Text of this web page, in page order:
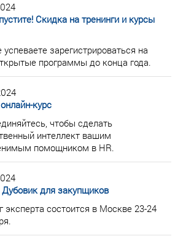
Скидка на тренинги и курсы
зарегистрироваться на
программы до конца года.
курс
чтобы сделать
интеллект вашим
помощником в HR.
Дубовик для закупщиков
эксперта состоится в Москве 23-24